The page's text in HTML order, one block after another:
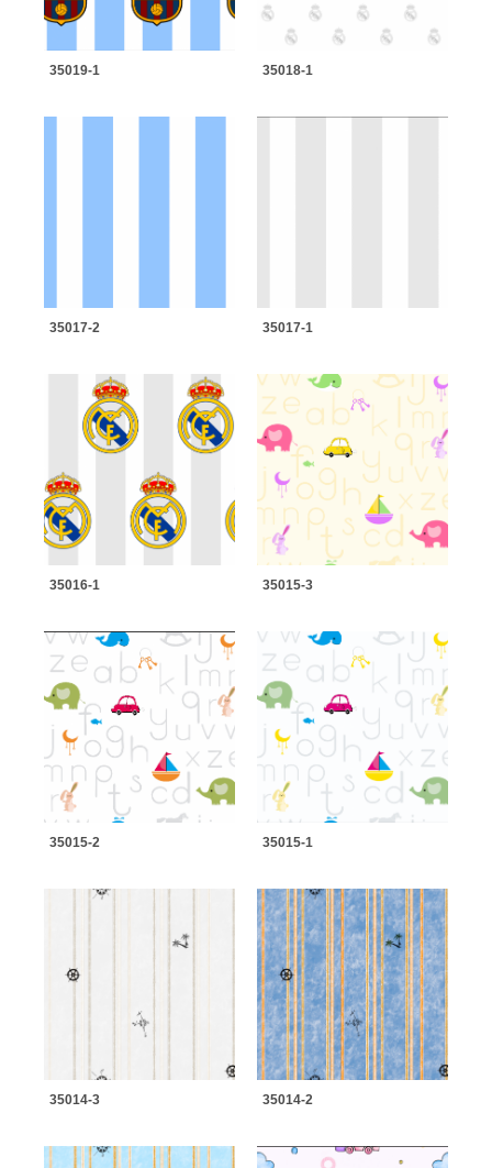
35019-1 35018-1
35017-2 35017-1
35016-1 35015-3
35015-2 35015-1
35014-3 35014-2